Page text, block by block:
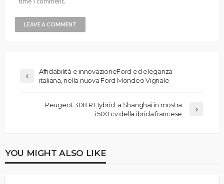
Affidabilità e innovazioneFord ed eleganza
italiana, nella nuova Ford Mondeo Vignale
Peugeot 308 R Hybrid: a Shanghai in mostra
i 500 cv della ibrida francese
YOU MIGHT ALSO LIKE